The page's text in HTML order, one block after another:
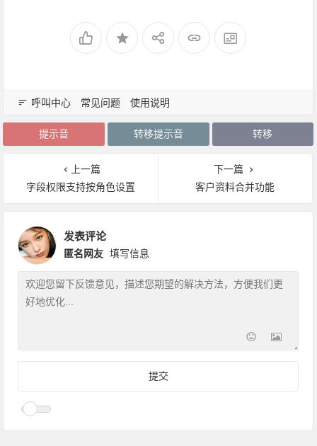
呼叫中心 常见问题 使用说明
提示音 转移提示音 转移
上一篇
字段权限支持按角色设置
下一篇
客户资料合并功能
发表评论
匿名网友 填写信息